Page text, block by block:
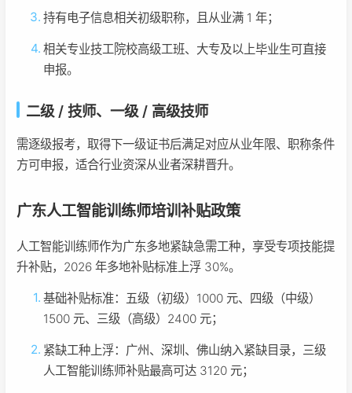
持有电子信息相关初级职称，且从业满 1 年；
相关专业技工院校高级工班、大专及以上毕业生可直接
申报。
二级 / 技师、一级 / 高级技师
需逐级报考，取得下一级证书后满足对应从业年限、职称条件
方可申报，适合行业资深从业者深耕晋升。
广东人工智能训练师培训补贴政策
人工智能训练师作为广东多地紧缺急需工种，享受专项技能提
升补贴，2026 年多地补贴标准上浮 30%。
基础补贴标准：五级（初级）1000 元、四级（中级）
1500 元、三级（高级）2400 元；
紧缺工种上浮：广州、深圳、佛山纳入紧缺目录，三级
人工智能训练师补贴最高可达 3120 元；